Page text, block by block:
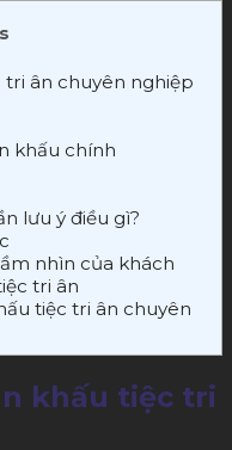
tri ân chuyên nghiệp
khấu chính
lưu ý điều gì?
nhìn của khách
tri ân
tiệc tri ân chuyên
khấu tiệc tri